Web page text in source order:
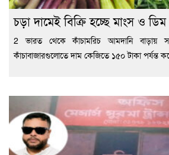
চড়া দামেই বিক্রি হচ্ছে মাংস ও ডিম
2 ভারত থেকে কাঁচামরিচ আমদানি বাড়ায়
কাঁচাবাজারগুলোতে দাম কেজিতে ১৫০ টাকা পর্যন্ত